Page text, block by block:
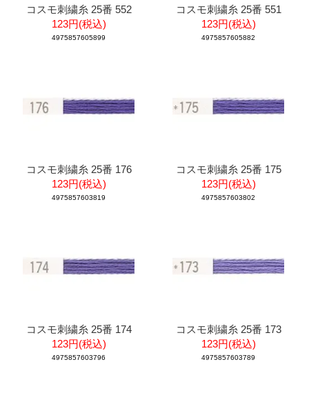
コスモ刺繍糸 25番 552
123円(税込)
4975857605899
コスモ刺繍糸 25番 551
123円(税込)
4975857605882
コスモ刺繍糸 25番 176
123円(税込)
4975857603819
コスモ刺繍糸 25番 175
123円(税込)
4975857603802
コスモ刺繍糸 25番 174
123円(税込)
4975857603796
コスモ刺繍糸 25番 173
123円(税込)
4975857603789